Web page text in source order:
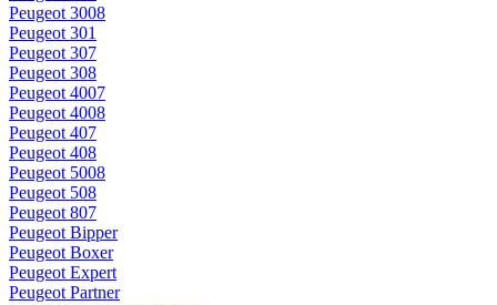
Peugeot 3008
Peugeot 301
Peugeot 307
Peugeot 308
Peugeot 4007
Peugeot 4008
Peugeot 407
Peugeot 408
Peugeot 5008
Peugeot 508
Peugeot 807
Peugeot Bipper
Peugeot Boxer
Peugeot Expert
Peugeot Partner